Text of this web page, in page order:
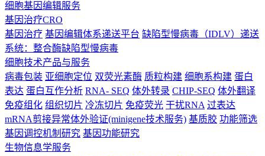
细胞基因编辑服务
基因治疗CRO
基因治疗 基因编辑体系递送平台 缺陷型慢病毒（IDLV）递送
系统：整合酶缺陷型慢病毒
细胞技术产品与服务
病毒包装 亚细胞定位 双荧光素酶 质粒构建 细胞系构建 蛋白
表达 蛋白互作分析 RNA- SEQ 体外转录 CHIP-SEQ 体外翻译
免疫组化 组织切片 冷冻切片 免疫荧光 干扰RNA 过表达
mRNA剪接异常体外验证(minigene技术服务) 基质胶 功能筛选
基因调控机制研究 基因功能研究
生物信息学服务